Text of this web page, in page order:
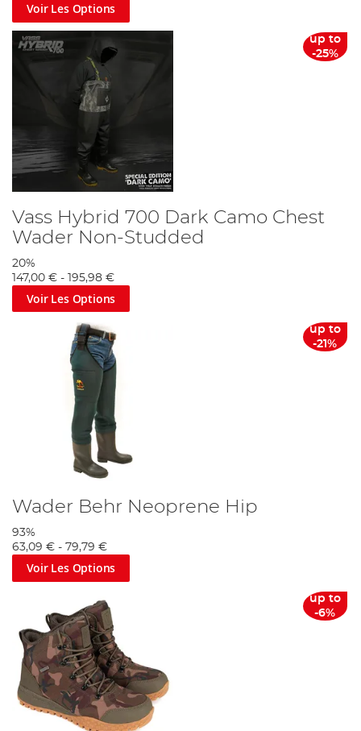
Voir Les Options
up to
-25%
Vass Hybrid 700 Dark Camo Chest
Wader Non-Studded
20%
147,00 € - 195,98 €
Voir Les Options
up to
-21%
Wader Behr Neoprene Hip
93%
63,09 € - 79,79 €
Voir Les Options
up to
-6%